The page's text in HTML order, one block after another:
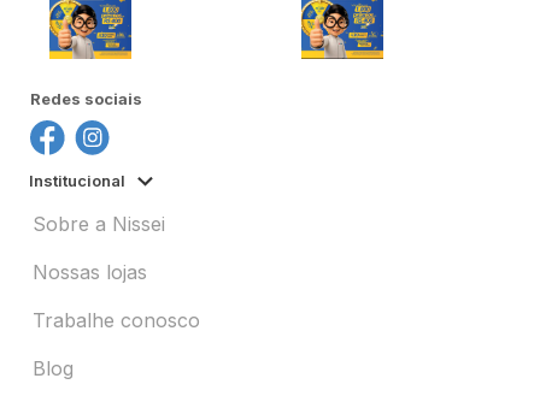
Redes sociais
Institucional
Sobre a Nissei
Nossas lojas
Trabalhe conosco
Blog